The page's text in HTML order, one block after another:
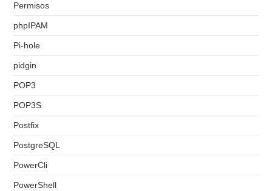
Permisos
phpIPAM
Pi-hole
pidgin
POP3
POP3S
Postfix
PostgreSQL
PowerCli
PowerShell